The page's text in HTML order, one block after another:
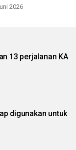
2026
13 perjalanan KA
digunakan untuk